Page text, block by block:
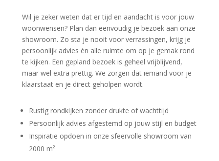
Wil je zeker weten dat er tijd en aandacht is voor jouw
woonwensen? Plan dan eenvoudig je bezoek aan onze
showroom. Zo sta je nooit voor verrassingen, krijg je
persoonlijk advies én alle ruimte om op je gemak rond
te kijken. Een gepland bezoek is geheel vrijblijvend,
maar wel extra prettig. We zorgen dat iemand voor je
klaarstaat en je direct geholpen wordt.
Rustig rondkijken zonder drukte of wachttijd
Persoonlijk advies afgestemd op jouw stijl en budget
Inspiratie opdoen in onze sfeervolle showroom van
2000 m²